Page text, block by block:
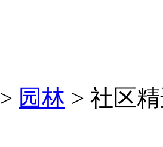
> 园林 > 社区